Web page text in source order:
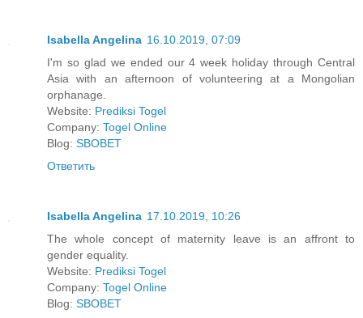
Isabella Angelina 16.10.2019, 07:09
I'm so glad we ended our 4 week holiday through Central
Asia with an afternoon of volunteering at a Mongolian
orphanage.
Website: Prediksi Togel
Company: Togel Online
Blog: SBOBET
Ответить
Isabella Angelina 17.10.2019, 10:26
The whole concept of maternity leave is an affront to
gender equality.
Website: Prediksi Togel
Company: Togel Online
Blog: SBOBET